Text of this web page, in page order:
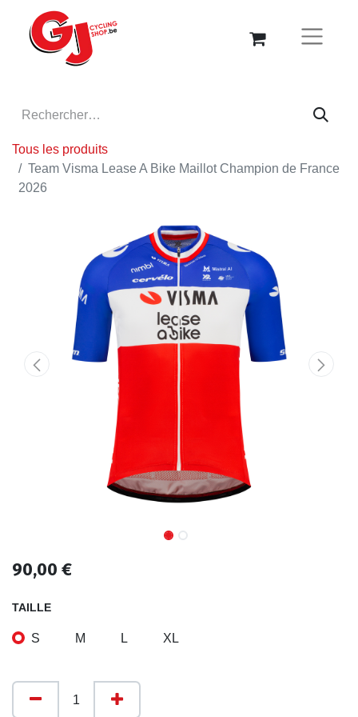
Tous les produits
Team Visma Lease A Bike Maillot Champion de France
2026
90,00 €
TAILLE
S M L XL